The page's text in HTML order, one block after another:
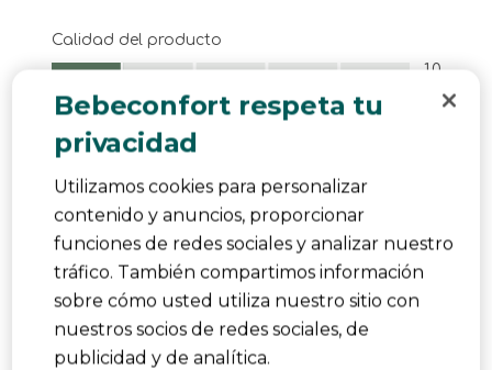
Calidad del producto
Calidad del producto, 1.0 de 5
1.0
¿Le ha resultado útil? (1) (0) Denunciar
4 de 5 estrellas.
Pratique et légère
Elo44
hace un año
La poussette arrive dans un carton très bien
emballé et protégé. Les roues sont à monter soi
même, j’avoue avoir eu peur du temps que j’allais
Bebeconfort respeta tu
privacidad
Utilizamos cookies para personalizar
contenido y anuncios, proporcionar
funciones de redes sociales y analizar nuestro
tráfico. También compartimos información
sobre cómo usted utiliza nuestro sitio con
nuestros socios de redes sociales, de
publicidad y de analítica.